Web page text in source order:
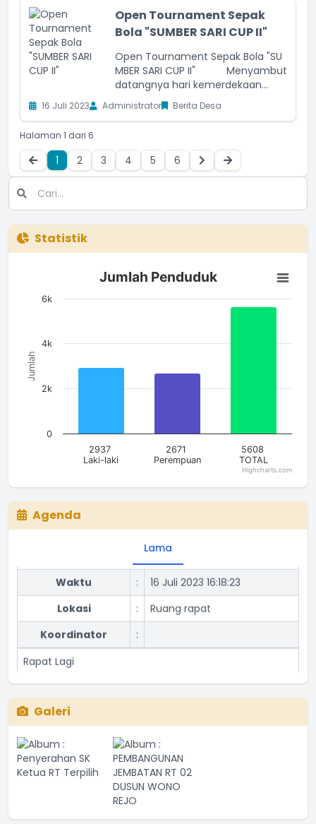
Open Tournament Sepak
Bola "SUMBER SARI CUP II"
Open Tournament Sepak Bola "SU
MBER SARI CUP II" Menyambut
datangnya hari kemerdekaan...
16 Juli 2023 Administrator Berita Desa
Halaman 1 dari 6
1 2 3 4 5 6
Statistik
Jumlah Penduduk
Bar chart with 3 bars.
The chart has 1 X axis displaying categories.
The chart has 1 Y axis displaying Jumlah. Data ranges from
Jumlah
Jumlah Penduduk
2937
Laki-laki
2671
Perempuan
5608
TOTAL
0
2k
4k
6k
Highcharts.com
Agenda
Lama
Rapat Lagi
Waktu
16 Juli 2023 16:18:23
Koordinator
Waktu
:
16 Juli 2023 16:18:23
Lokasi
:
Ruang rapat
Koordinator
:
Rapat Lagi
Lokasi
Koordinator
:
Rapat bulanan
Waktu
:
16 Juli 2023 16:18:23
Galeri